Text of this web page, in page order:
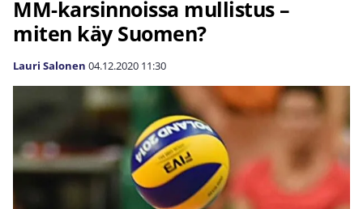
MM-karsinnoissa mullistus –
miten käy Suomen?
Lauri Salonen 04.12.2020 11:30